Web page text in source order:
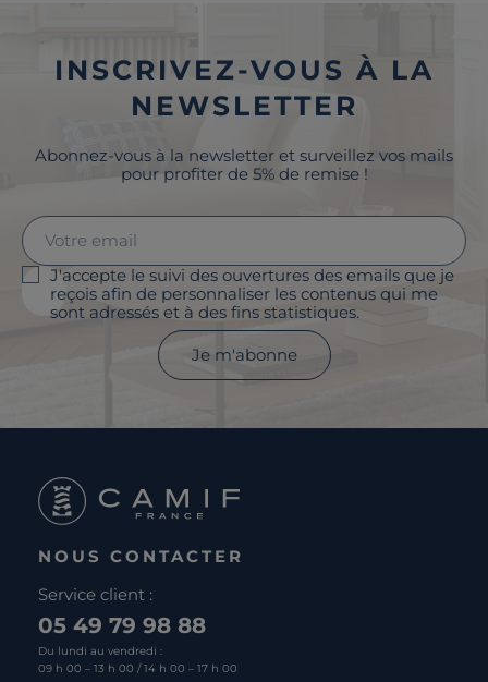
INSCRIVEZ-VOUS À LA
NEWSLETTER
Abonnez-vous à la newsletter et surveillez vos mails
pour profiter de 5% de remise !
J'accepte le suivi des ouvertures des emails que je
reçois afin de personnaliser les contenus qui me
sont adressés et à des fins statistiques.
Je m'abonne
NOUS CONTACTER
Service client :
05 49 79 98 88
Du lundi au vendredi :
09 h 00 – 13 h 00 / 14 h 00 – 17 h 00